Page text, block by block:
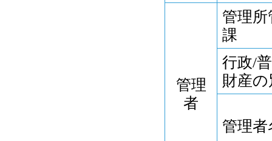
管理
者
管理所
課
行政/
財産の
管理者